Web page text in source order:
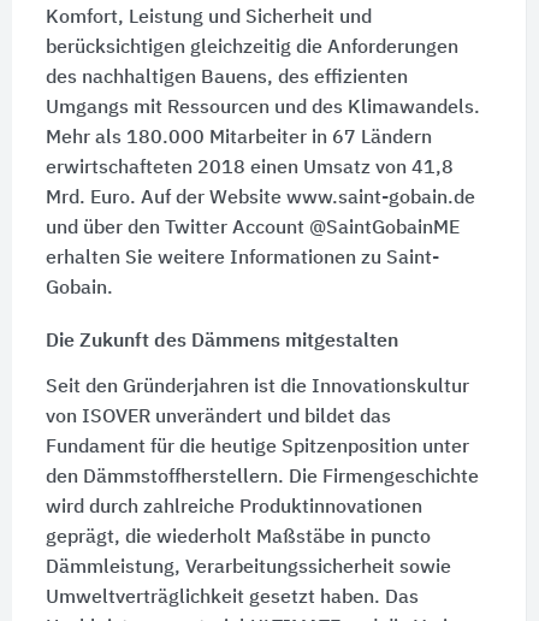
Komfort, Leistung und Sicherheit und
berücksichtigen gleichzeitig die Anforderungen
des nachhaltigen Bauens, des effizienten
Umgangs mit Ressourcen und des Klimawandels.
Mehr als 180.000 Mitarbeiter in 67 Ländern
erwirtschafteten 2018 einen Umsatz von 41,8
Mrd. Euro. Auf der Website www.saint-gobain.de
und über den Twitter Account @SaintGobainME
erhalten Sie weitere Informationen zu Saint-
Gobain.
Die Zukunft des Dämmens mitgestalten
Seit den Gründerjahren ist die Innovationskultur
von ISOVER unverändert und bildet das
Fundament für die heutige Spitzenposition unter
den Dämmstoffherstellern. Die Firmengeschichte
wird durch zahlreiche Produktinnovationen
geprägt, die wiederholt Maßstäbe in puncto
Dämmleistung, Verarbeitungssicherheit sowie
Umweltverträglichkeit gesetzt haben. Das